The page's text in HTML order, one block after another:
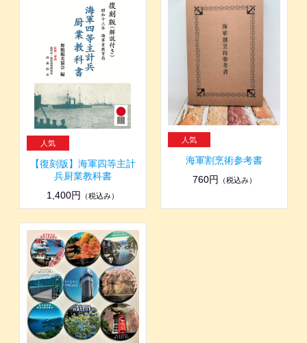
【復刻版】海軍四等主計
兵厨業教科書
1,400円
（税込み）
海軍割烹術参考書
760円
（税込み）